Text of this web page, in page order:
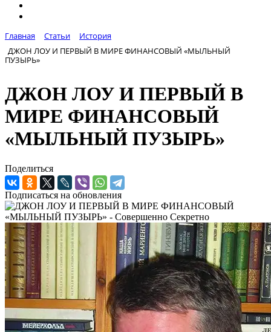
Главная Статьи
История
ДЖОН ЛОУ И ПЕРВЫЙ В МИРЕ ФИНАНСОВЫЙ «МЫЛЬНЫЙ
ПУЗЫРЬ»
ДЖОН ЛОУ И ПЕРВЫЙ В
МИРЕ ФИНАНСОВЫЙ
«МЫЛЬНЫЙ ПУЗЫРЬ»
Поделиться
Подписаться на обновления